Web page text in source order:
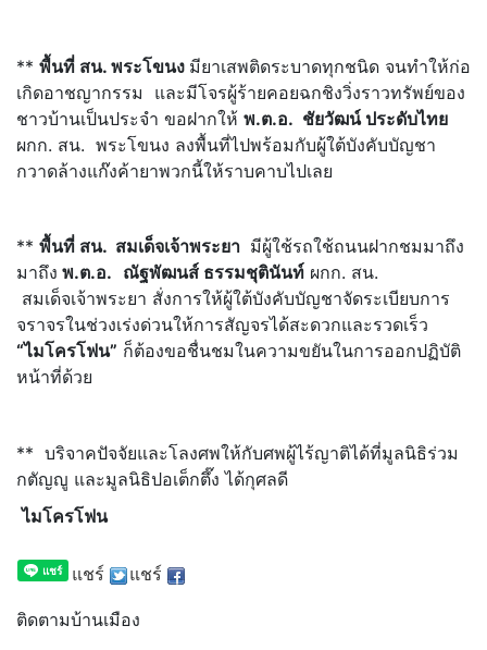
** พื้นที่ สน. พระโขนง มียาเสพติดระบาดทุกชนิด จนทำให้ก่อ
เกิดอาชญากรรม และมีโจรผู้ร้ายคอยฉกชิงวิ่งราวทรัพย์ของ
ชาวบ้านเป็นประจำ ขอฝากให้ พ.ต.อ. ชัยวัฒน์ ประดับไทย
ผกก. สน. พระโขนง ลงพื้นที่ไปพร้อมกับผู้ใต้บังคับบัญชา
กวาดล้างแก๊งค้ายาพวกนี้ให้ราบคาบไปเลย
** พื้นที่ สน. สมเด็จเจ้าพระยา มีผู้ใช้รถใช้ถนนฝากชมมาถึง
มาถึง พ.ต.อ. ณัฐพัฒนส์ ธรรมชุตินันท์ ผกก. สน.
สมเด็จเจ้าพระยา สั่งการให้ผู้ใต้บังคับบัญชาจัดระเบียบการ
จราจรในช่วงเร่งด่วนให้การสัญจรได้สะดวกและรวดเร็ว
“ไมโครโฟน” ก็ต้องขอชื่นชมในความขยันในการออกปฏิบัติ
หน้าที่ด้วย
** บริจาคปัจจัยและโลงศพให้กับศพผู้ไร้ญาติได้ที่มูลนิธิร่วม
กตัญญู และมูลนิธิปอเต็กตึ๊ง ได้กุศลดี
ไมโครโฟน
แชร์ แชร์
ติดตามบ้านเมือง